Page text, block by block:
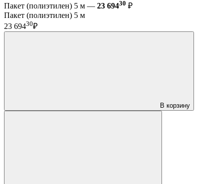
Пакет (полиэтилен) 5 м — 23 69430 ₽
Пакет (полиэтилен) 5 м
23 69430₽
В корзину